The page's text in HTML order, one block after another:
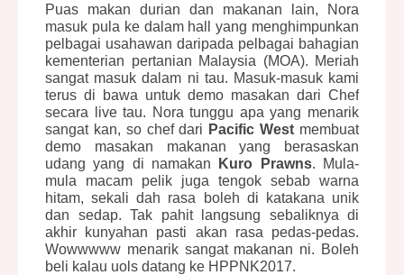
Puas makan durian dan makanan lain, Nora
masuk pula ke dalam hall yang menghimpunkan
pelbagai usahawan daripada pelbagai bahagian
kementerian pertanian Malaysia (MOA). Meriah
sangat masuk dalam ni tau. Masuk-masuk kami
terus di bawa untuk demo masakan dari Chef
secara live tau. Nora tunggu apa yang menarik
sangat kan, so chef dari Pacific West membuat
demo masakan makanan yang berasaskan
udang yang di namakan
Kuro Prawns. Mula-
mula macam pelik juga tengok sebab warna
hitam, sekali dah rasa boleh di katakana unik
dan sedap. Tak pahit langsung sebaliknya di
akhir kunyahan pasti akan rasa pedas-pedas.
Wowwwww menarik sangat makanan ni. Boleh
beli kalau uols datang ke HPPNK2017.